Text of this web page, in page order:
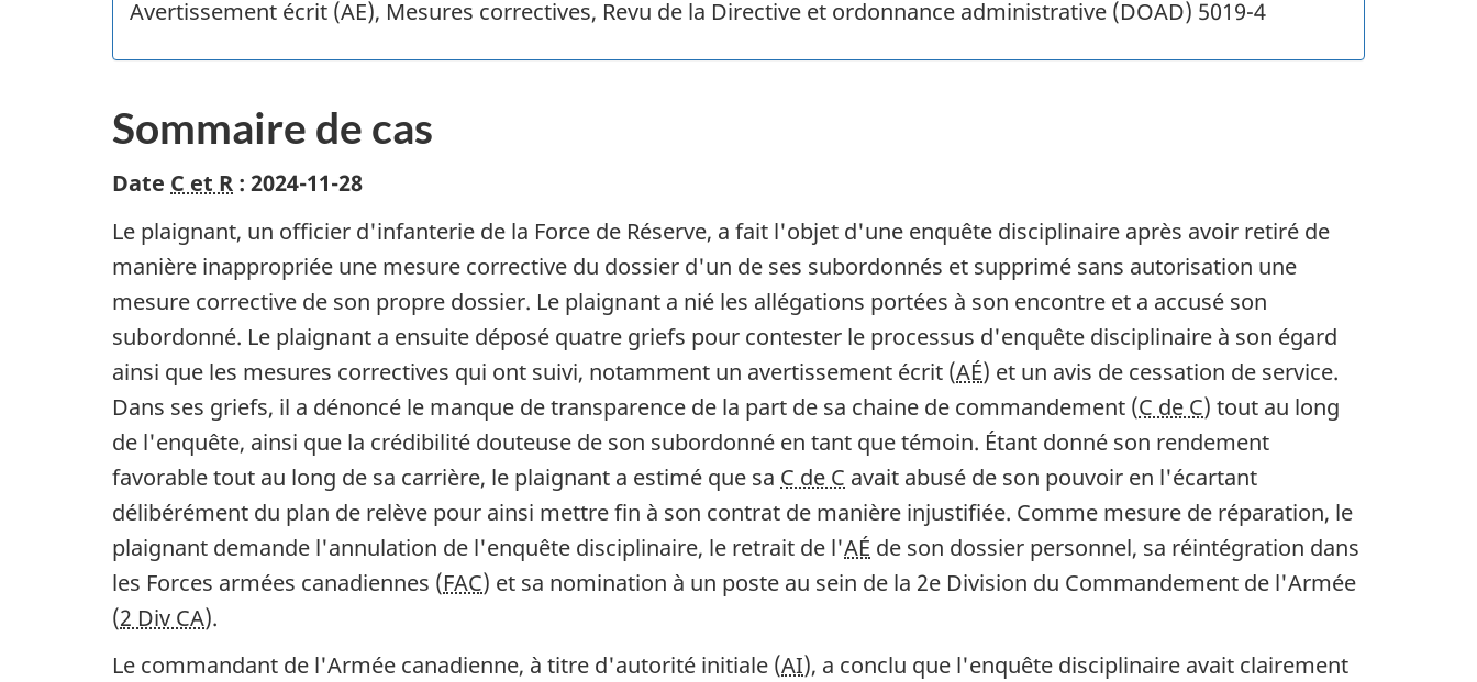
Avertissement écrit (AE), Mesures correctives, Revu de la Directive et ordonnance administrative (DOAD) 5019-4
Sommaire de cas
Date C et R : 2024-11-28
Le plaignant, un officier d'infanterie de la Force de Réserve, a fait l'objet d'une enquête disciplinaire après avoir retiré de
manière inappropriée une mesure corrective du dossier d'un de ses subordonnés et supprimé sans autorisation une
mesure corrective de son propre dossier. Le plaignant a nié les allégations portées à son encontre et a accusé son
subordonné. Le plaignant a ensuite déposé quatre griefs pour contester le processus d'enquête disciplinaire à son égard
ainsi que les mesures correctives qui ont suivi, notamment un avertissement écrit (AÉ) et un avis de cessation de service.
Dans ses griefs, il a dénoncé le manque de transparence de la part de sa chaine de commandement (C de C) tout au long
de l'enquête, ainsi que la crédibilité douteuse de son subordonné en tant que témoin. Étant donné son rendement
favorable tout au long de sa carrière, le plaignant a estimé que sa C de C avait abusé de son pouvoir en l'écartant
délibérément du plan de relève pour ainsi mettre fin à son contrat de manière injustifiée. Comme mesure de réparation, le
plaignant demande l'annulation de l'enquête disciplinaire, le retrait de l'AÉ de son dossier personnel, sa réintégration dans
les Forces armées canadiennes (FAC) et sa nomination à un poste au sein de la 2e Division du Commandement de l'Armée
(2 Div CA).
Le commandant de l'Armée canadienne, à titre d'autorité initiale (AI), a conclu que l'enquête disciplinaire avait clairement